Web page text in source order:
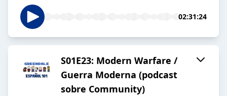
02:31:24
S01E23: Modern Warfare /
Guerra Moderna (podcast
sobre Community)